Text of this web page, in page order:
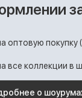
оптовую покупку
все коллекции в
о